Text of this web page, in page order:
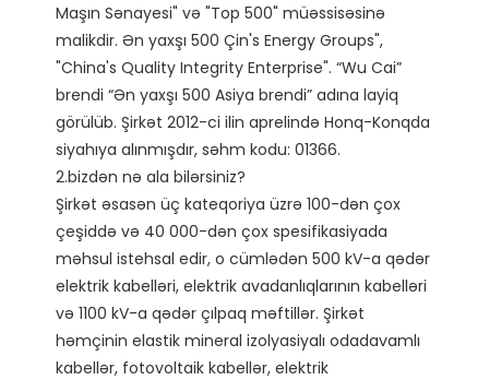
Maşın Sənayesi" və "Top 500" müəssisəsinə
malikdir. Ən yaxşı 500 Çin's Energy Groups",
"China's Quality Integrity Enterprise". “Wu Cai”
brendi “Ən yaxşı 500 Asiya brendi” adına layiq
görülüb. Şirkət 2012-ci ilin aprelində Honq-Konqda
siyahıya alınmışdır, səhm kodu: 01366.
2.bizdən nə ala bilərsiniz?
Şirkət əsasən üç kateqoriya üzrə 100-dən çox
çeşiddə və 40 000-dən çox spesifikasiyada
məhsul istehsal edir, o cümlədən 500 kV-a qədər
elektrik kabelləri, elektrik avadanlıqlarının kabelləri
və 1100 kV-a qədər çılpaq məftillər. Şirkət
həmçinin elastik mineral izolyasiyalı odadavamlı
kabellər, fotovoltaik kabellər, elektrik